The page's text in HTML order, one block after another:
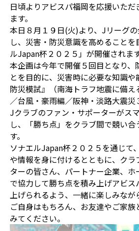
日頃よりアビスパ福岡を応援いた
ます。
本日８月１９日(火)より、Jリーグ
し、災害・防災意識を高めること
ルJapan杯２０２５」が開催されます
本企画は今年で開催５回目となり、
とを目的に、災害時に必要な知識
防災模試』（南海トラフ地震に備
／台風・豪雨編／阪神・淡路大震災
Jクラブのファン・サポーターがス
し、「勝ち点」をクラブ間で競い
す。
ソナエルJapan杯２０２５を通じて
や情報を身に付けるとともに、クラ
ターの皆さん、パートナー企業、
で協力して勝ち点を積み上げアビス
上げられるよう、一緒に楽しみなが
ご自身はもちろん、お友達やご家族
みてください。